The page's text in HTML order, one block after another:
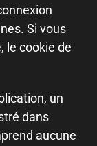
Si vous
le cookie de
un
dans
aucune